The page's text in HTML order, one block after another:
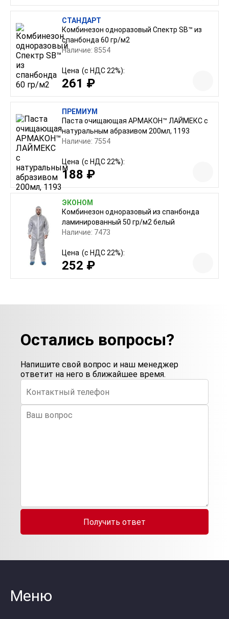
СТАНДАРТ
Комбинезон одноразовый Спектр SB™ из
спанбонда 60 гр/м2
Наличие: 8554
Цена (с НДС 22%):
261 ₽
ПРЕМИУМ
Паста очищающая АРМАКОН™ ЛАЙМЕКС с
натуральным абразивом 200мл, 1193
Наличие: 7554
Цена (с НДС 22%):
188 ₽
ЭКОНОМ
Комбинезон одноразовый из спанбонда
ламинированный 50 гр/м2 белый
Наличие: 7473
Цена (с НДС 22%):
252 ₽
Остались вопросы?
Напишите свой вопрос и наш менеджер
ответит на него в ближайшее время.
Получить ответ
Меню